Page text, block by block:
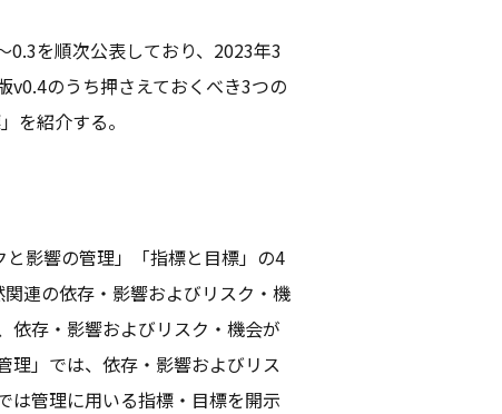
0.3を順次公表しており、2023年3
v0.4のうち押さえておくべき3つの
を紹介する。
影響の管理」「指標と目標」の4
連の依存・影響およびリスク・機
依存・影響およびリスク・機会が
理」では、依存・影響およびリス
は管理に用いる指標・目標を開示